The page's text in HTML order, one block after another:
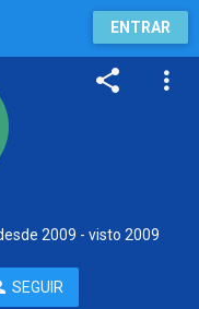
ENTRAR
2009 - visto 2009
SEGUIR